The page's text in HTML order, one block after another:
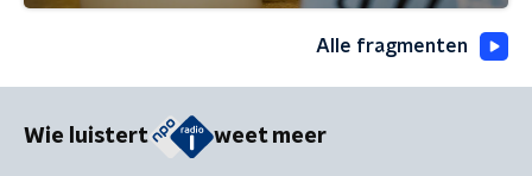
Alle fragmenten
Wie luistert weet meer